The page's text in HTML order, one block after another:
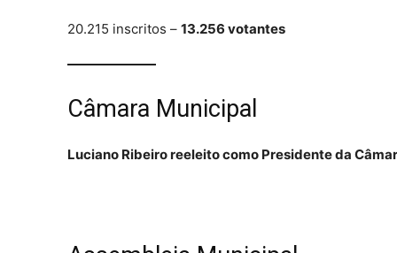
20.215 inscritos – 13.256 votantes
Câmara Municipal
Luciano Ribeiro reeleito como Presidente da